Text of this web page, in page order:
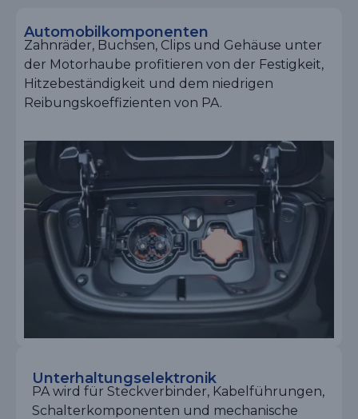
Automobilkomponenten
Zahnräder, Buchsen, Clips und Gehäuse unter
der Motorhaube profitieren von der Festigkeit,
Hitzebeständigkeit und dem niedrigen
Reibungskoeffizienten von PA.
Unterhaltungselektronik
PA wird für Steckverbinder, Kabelführungen,
Schalterkomponenten und mechanische